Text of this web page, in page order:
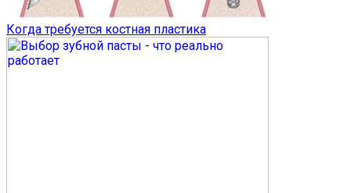
Когда требуется костная пластика